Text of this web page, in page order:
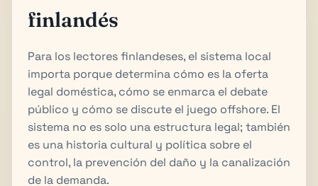
finlandés
Para los lectores finlandeses, el sistema local
importa porque determina cómo es la oferta
legal doméstica, cómo se enmarca el debate
público y cómo se discute el juego offshore. El
sistema no es solo una estructura legal; también
es una historia cultural y política sobre el
control, la prevención del daño y la canalización
de la demanda.